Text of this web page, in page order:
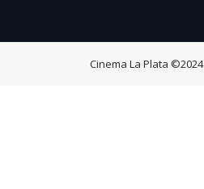
Cinema La Plata ©2024